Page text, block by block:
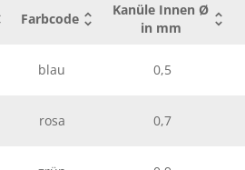
Farbcode
Kanüle Innen Ø
in mm
blau 0,5
rosa 0,7